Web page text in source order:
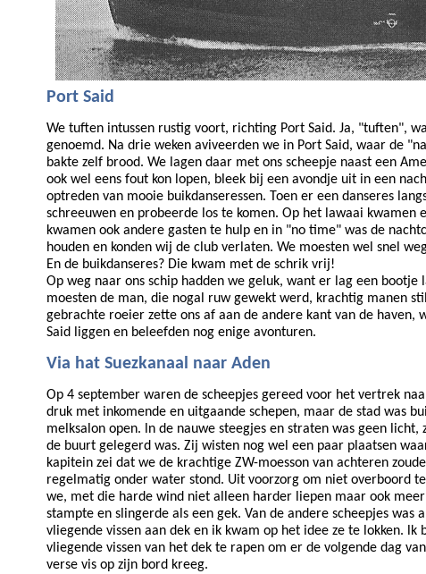
Port Said
We tuften intussen rustig voort, richting Port Said. Ja, "tuften",
genoemd. Na drie weken aviveerden we in Port Said, waar de
bakte zelf brood. We lagen daar met ons scheepje naast een
ook wel eens fout kon lopen, bleek bij een avondje uit in een
optreden van mooie buikdanseressen. Toen er een danseres
schreeuwen en probeerde los te komen. Op het lawaai
kwamen ook andere gasten te hulp en in "no time" was de
houden en konden wij de club verlaten. We moesten wel snel
En de buikdanseres? Die kwam met de schrik vrij!
Op weg naar ons schip hadden we geluk, want er lag een
moesten de man, die nogal ruw gewekt werd, krachtig manen
gebrachte roeier zette ons af aan de andere kant van de
Said liggen en beleefden nog enige avonturen.
Via hat Suezkanaal naar Aden
Op 4 september waren de scheepjes gereed voor het vertrek
druk met inkomende en uitgaande schepen, maar de stad was
melksalon open. ln de nauwe steegjes en straten was geen
de buurt gelegerd was. Zij wisten nog wel een paar plaatsen
kapitein zei dat we de krachtige ZW-moesson van achteren
regelmatig onder water stond. Uit voorzorg om niet overboord
we, met die harde wind niet alleen harder liepen maar ook
stampte en slingerde als een gek. Van de andere scheepjes
vliegende vissen aan dek en ik kwam op het idee ze te lokken.
vliegende vissen van het dek te rapen om er de volgende dag
verse vis op zijn bord kreeg.